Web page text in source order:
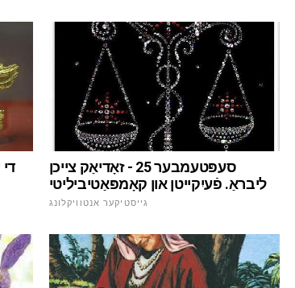
סעפּטעמבער 25 - זאָדיאַק צייכן
ליבראַ. פֿעיִקייטן און קאָמפּאַטיביליטי
גייסטיקער אנטוויקלונג